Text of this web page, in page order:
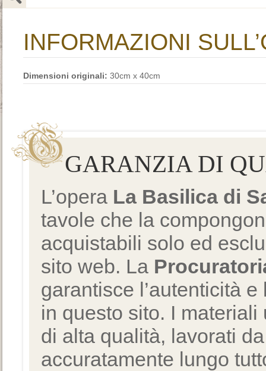
INFORMAZIONI
Dimensioni originali: 30cm x 40cm
GARANZIA DI
L’opera La Basilica di
tavole che la
acquistabili solo ed
sito web. La
garantisce l’autenticità
in questo sito. I
di alta qualità, lavorati
accuratamente lungo